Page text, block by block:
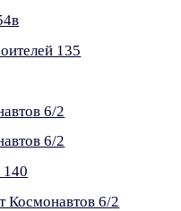
135
6/2
6/2
6/2